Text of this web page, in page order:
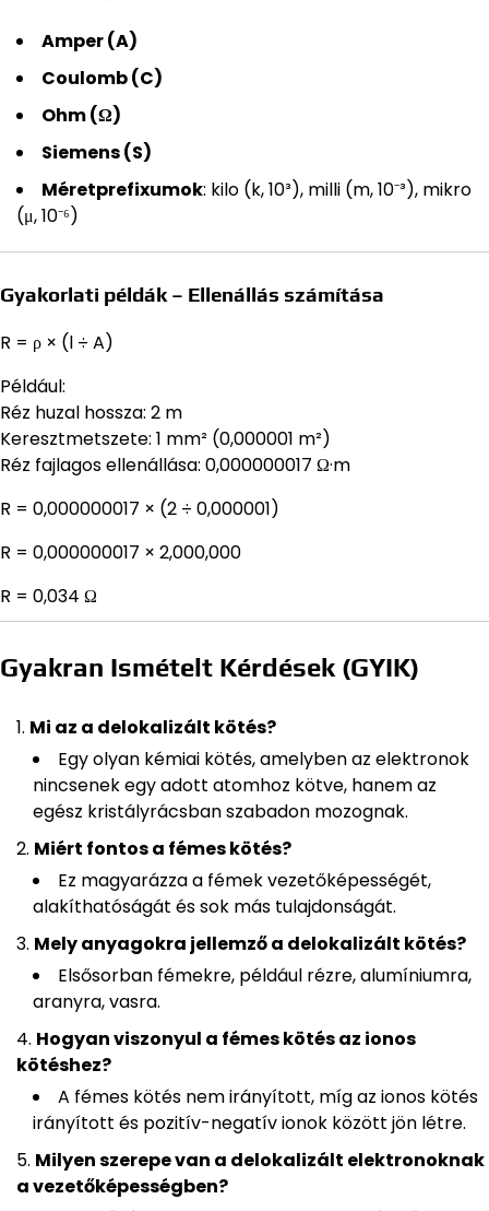
Amper (A)
Coulomb (C)
Ohm (Ω)
Siemens (S)
Méretprefixumok: kilo (k, 10³), milli (m, 10⁻³), mikro
(μ, 10⁻⁶)
Gyakorlati példák – Ellenállás számítása
R = ρ × (l ÷ A)
Például:
Réz huzal hossza: 2 m
Keresztmetszete: 1 mm² (0,000001 m²)
Réz fajlagos ellenállása: 0,000000017 Ω·m
R = 0,000000017 × (2 ÷ 0,000001)
R = 0,000000017 × 2,000,000
R = 0,034 Ω
Gyakran Ismételt Kérdések (GYIK)
Mi az a delokalizált kötés?
Egy olyan kémiai kötés, amelyben az elektronok
nincsenek egy adott atomhoz kötve, hanem az
egész kristályrácsban szabadon mozognak.
Miért fontos a fémes kötés?
Ez magyarázza a fémek vezetőképességét,
alakíthatóságát és sok más tulajdonságát.
Mely anyagokra jellemző a delokalizált kötés?
Elsősorban fémekre, például rézre, alumíniumra,
aranyra, vasra.
Hogyan viszonyul a fémes kötés az ionos
kötéshez?
A fémes kötés nem irányított, míg az ionos kötés
irányított és pozitív-negatív ionok között jön létre.
Milyen szerepe van a delokalizált elektronoknak
a vezetőképességben?